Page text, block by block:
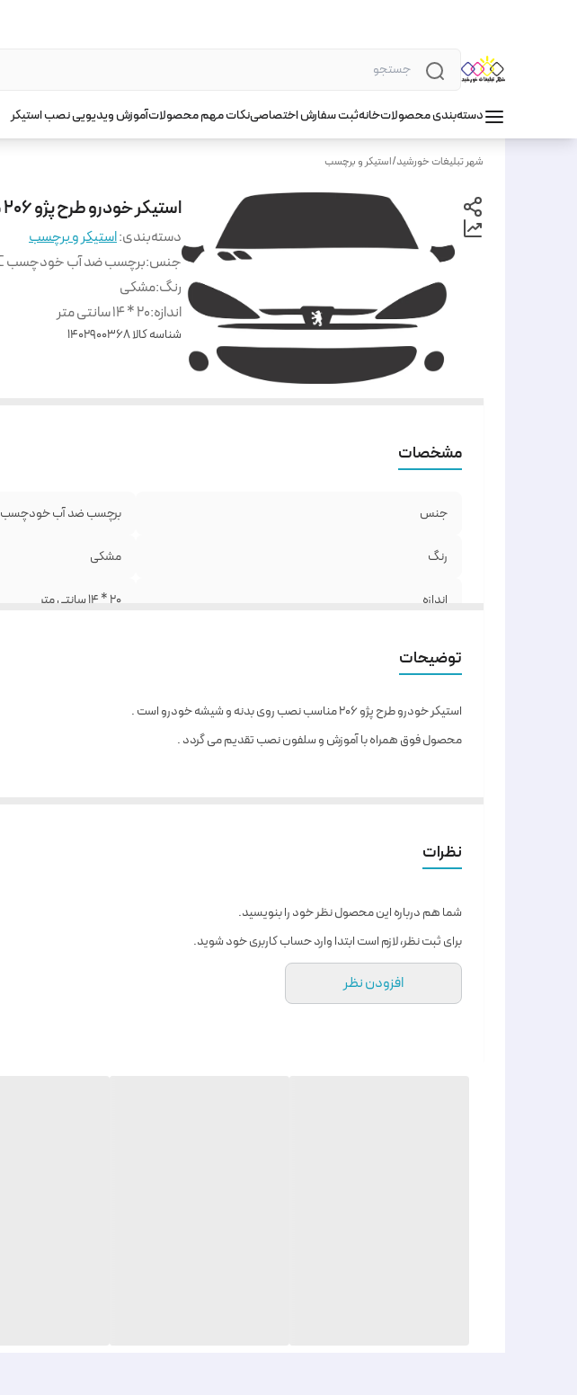
دسته‌بندی محصولاتخانهثبت سفارش اختصاصینکات مهم محصولاتآموزش ویدیویی نصب استیکر
شهر تبلیغات خورشید/استیکر و برچسب
استیکر خودرو طرح پژو 206 مشکی
دسته‌بندی:استیکر و برچسب
جنس:برچسب ضد آب خودچسب PVC
رنگ:مشکی
اندازه:20 * 14 سانتی متر
شناسه کالا1402900368
مشخصات
جنس برچسب ضد آب خودچسب PVC
رنگ مشکی
اندازه 20 * 14 سانتی متر
توضیحات
استیکر خودرو طرح پژو 206 مناسب نصب روی بدنه و شیشه خودرو است .
محصول فوق همراه با آموزش و سلفون نصب تقدیم می گردد .
نظرات
شما هم درباره این محصول نظر خود را بنویسید.
برای ثبت نظر، لازم است ابتدا وارد حساب کاربری خود شوید.
افزودن نظر